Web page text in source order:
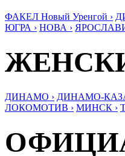
ФАКЕЛ Новый Уренгой ›
ЮГРА › НОВА ›
ДИНАМО › ДИНАМО-
ЛОКОМОТИВ › МИНСК ›